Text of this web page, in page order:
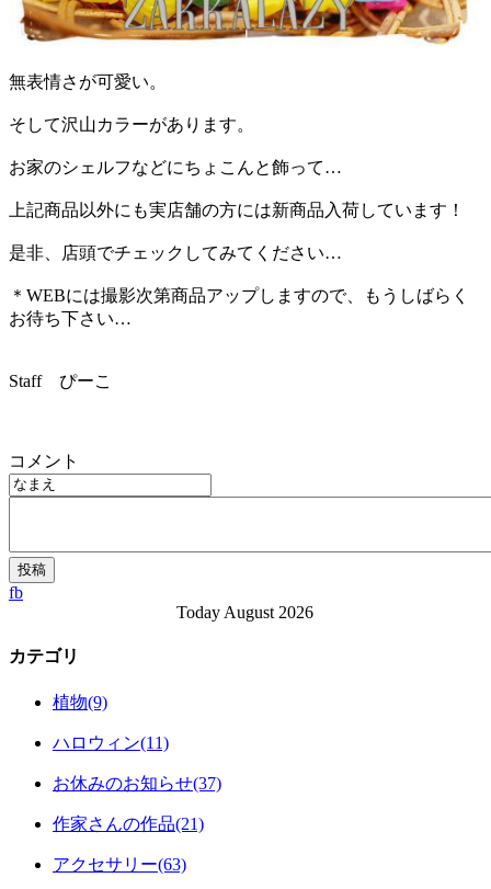
無表情さが可愛い。
そして沢山カラーがあります。
お家のシェルフなどにちょこんと飾って…
上記商品以外にも実店舗の方には新商品入荷しています！
是非、店頭でチェックしてみてください…
＊WEBには撮影次第商品アップしますので、もうしばらく
お待ち下さい…
Staff ぴーこ
コメント
fb
Today August 2026
カテゴリ
植物(9)
ハロウィン(11)
お休みのお知らせ(37)
作家さんの作品(21)
アクセサリー(63)